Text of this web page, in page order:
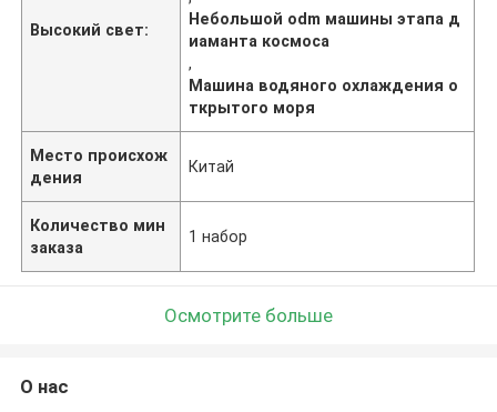
Высокий свет:
Небольшой odm машины этапа д
иаманта космоса
,
Машина водяного охлаждения о
ткрытого моря
Место происхож
дения
Китай
Количество мин
заказа
1 набор
Осмотрите больше
О нас